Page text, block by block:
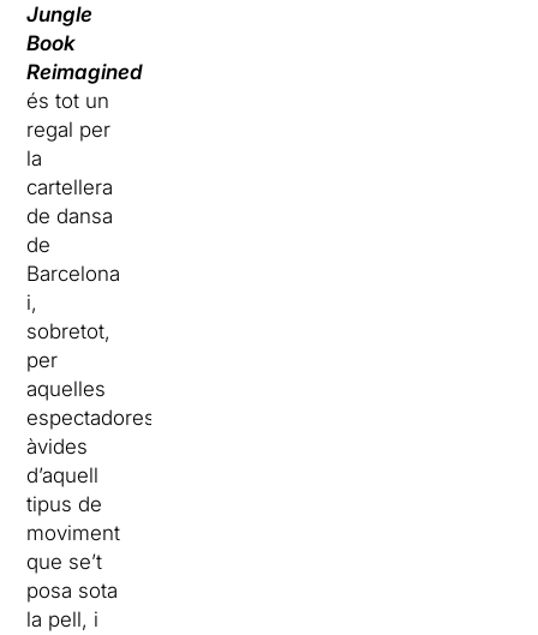
Jungle
Book
Reimagined
és tot un
regal per
la
cartellera
de dansa
de
Barcelona
i,
sobretot,
per
aquelles
espectadores
àvides
d’aquell
tipus de
moviment
que se’t
posa sota
la pell, i